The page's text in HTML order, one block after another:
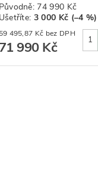
Původně: 74 990 Kč
Ušetříte: 3 000 Kč (–4 %)
59 495,87 Kč bez DPH
71 990 Kč